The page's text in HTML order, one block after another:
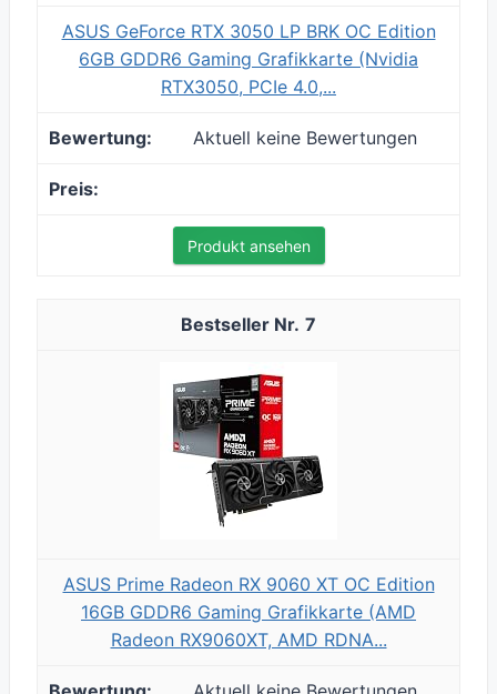
ASUS GeForce RTX 3050 LP BRK OC Edition
6GB GDDR6 Gaming Grafikkarte (Nvidia
RTX3050, PCIe 4.0,...
Aktuell keine Bewertungen
Produkt ansehen
7
ASUS Prime Radeon RX 9060 XT OC Edition
16GB GDDR6 Gaming Grafikkarte (AMD
Radeon RX9060XT, AMD RDNA...